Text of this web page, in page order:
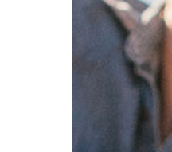
Zoek je specifiek naar een
Social Deal biedt meer
sportlessen. Bij Social